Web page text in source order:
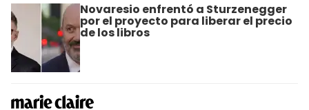
Novaresio enfrentó a Sturzenegger
por el proyecto para liberar el precio
de los libros